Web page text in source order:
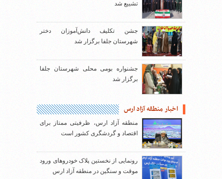
تشییع شد
جشن تکلیف دانش‌آموزان دختر
شهرستان جلفا برگزار شد
جشنواره بومی محلی شهرستان جلفا
برگزار شد
اخبار منطقه آزاد ارس
منطقه آزاد ارس، ظرفیتی ممتاز برای
اقتصاد و گردشگری کشور است
رونمایی از نخستین پلاک خودروهای ورود
موقت و سنگین در منطقه آزاد ارس